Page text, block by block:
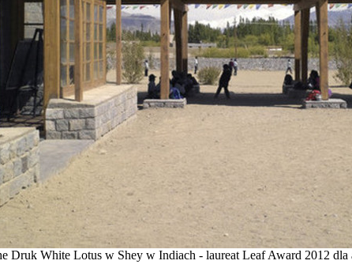
Druk White Lotus w Shey w Indiach - laureat Leaf Award 2012